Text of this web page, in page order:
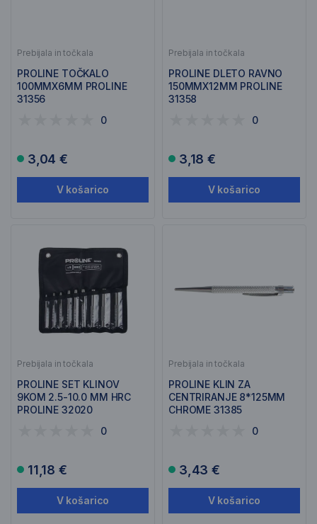
Prebijala in točkala
PROLINE TOČKALO
100MMX6MM PROLINE
31356
0
3,04 €
V košarico
Prebijala in točkala
PROLINE DLETO RAVNO
150MMX12MM PROLINE
31358
0
3,18 €
V košarico
Prebijala in točkala
PROLINE SET KLINOV
9KOM 2.5-10.0 MM HRC
PROLINE 32020
0
11,18 €
V košarico
Prebijala in točkala
PROLINE KLIN ZA
CENTRIRANJE 8*125MM
CHROME 31385
0
3,43 €
V košarico